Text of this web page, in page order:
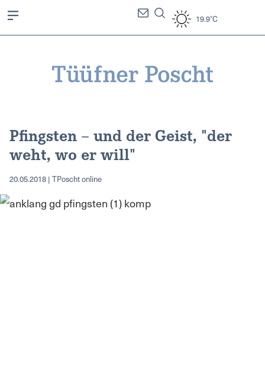
19.9°C
Pfingsten – und der Geist, "der
weht, wo er will"
20.05.2018 | TPoscht online